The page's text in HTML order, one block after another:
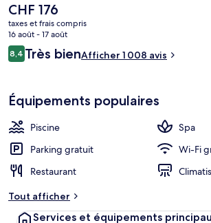
de piscine. Les autres voyageurs adorent le
Le
prix
actuel
est
de
CHF 176
taxes et frais compris
16 août - 17 août
Avis
voyageurs
8,48,4 sur 10
Très bienAfficher 1 008 avis
Équipements populaires
Piscine
Spa
Parking gratuit
Wi-Fi
Restaurant
Tout afficher
Services et équipements